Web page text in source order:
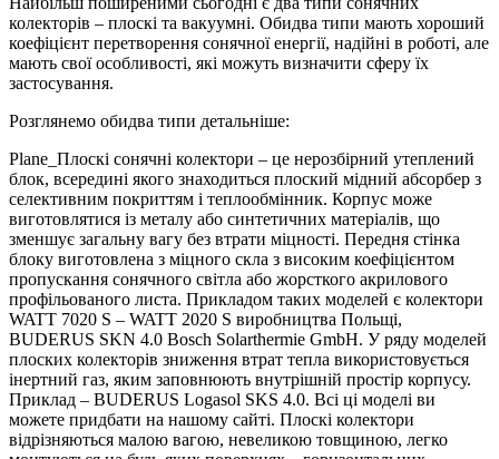
колекторів – плоскі та вакуумні. Обидва типи мають хороший
коефіцієнт перетворення сонячної енергії, надійні в роботі, але
мають свої особливості, які можуть визначити сферу їх
застосування.
Розглянемо обидва типи детальніше:
Plane_Плоскі сонячні колектори – це нерозбірний утеплений
блок, всередині якого знаходиться плоский мідний абсорбер з
селективним покриттям і теплообмінник. Корпус може
виготовлятися із металу або синтетичних матеріалів, що
зменшує загальну вагу без втрати міцності. Передня стінка
блоку виготовлена з міцного скла з високим коефіцієнтом
пропускання сонячного світла або жорсткого акрилового
профільованого листа. Прикладом таких моделей є колектори
WATT 7020 S – WATT 2020 S виробництва Польщі,
BUDERUS SKN 4.0 Bosch Solarthermie GmbH. У ряду моделей
плоских колекторів зниження втрат тепла використовується
інертний газ, яким заповнюють внутрішній простір корпусу.
Приклад – BUDERUS Logasol SKS 4.0. Всі ці моделі ви
можете придбати на нашому сайті. Плоскі колектори
відрізняються малою вагою, невеликою товщиною, легко